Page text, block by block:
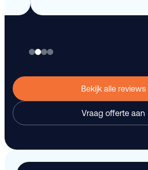
Bekijk alle reviews
Vraag offerte aan